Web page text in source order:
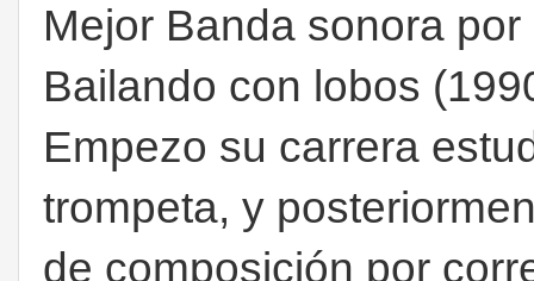
Mejor Banda sonora
Bailando con lobos
Empezo su carrera
trompeta, y
de composición por